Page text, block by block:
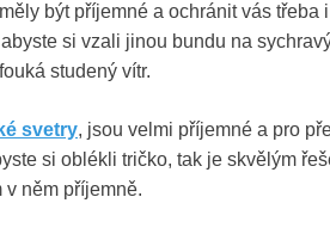
být příjemné a ochránit vás třeba
si vzali jinou bundu na
studený vítr.
svetry, jsou velmi příjemné a pro
si oblékli tričko, tak je skvělým
v něm příjemně.